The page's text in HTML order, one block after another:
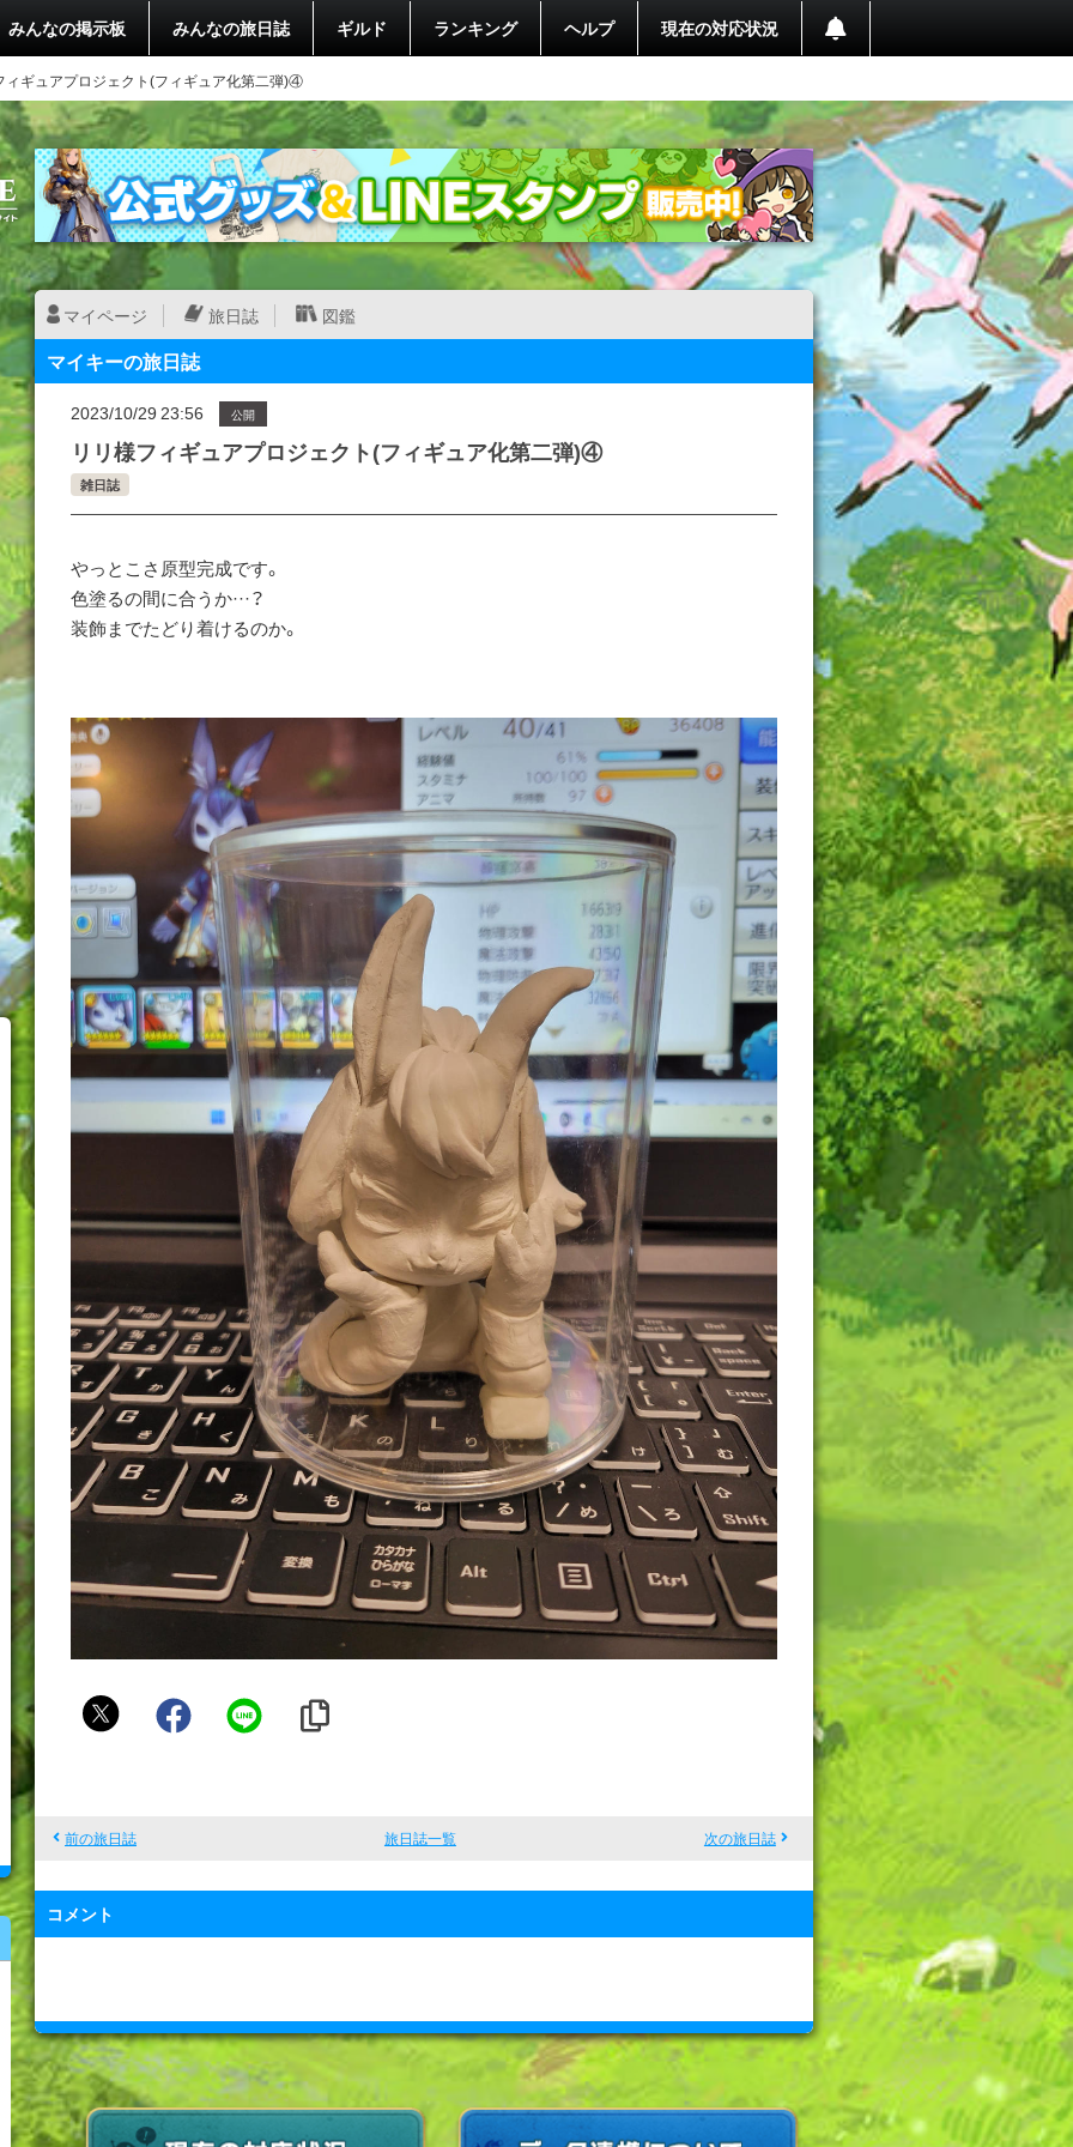
みんなの掲示板 みんなの旅日誌 ギルド ランキング ヘルプ 現在の対応状況
ィギュアプロジェクト(フィギュア化第二弾)④
マイページ 旅日誌 図鑑
マイキーの旅日誌
2023/10/29 23:56 公開
リリ様フィギュアプロジェクト(フィギュア化第二弾)④
雑日誌
やっとこさ原型完成です。
色塗るの間に合うか···？
装飾までたどり着けるのか。
マ
前の旅日誌 旅日誌一覧 次の旅日誌
コメント